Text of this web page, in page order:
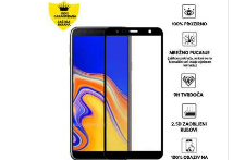
Svijet životinja